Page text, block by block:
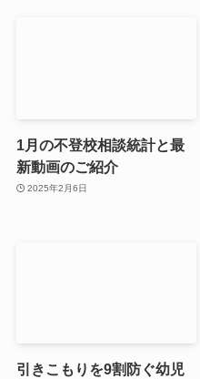
1月の不登校相談統計と最
新動画のご紹介
2025年2月6日
引きこもりを9割防ぐ幼児